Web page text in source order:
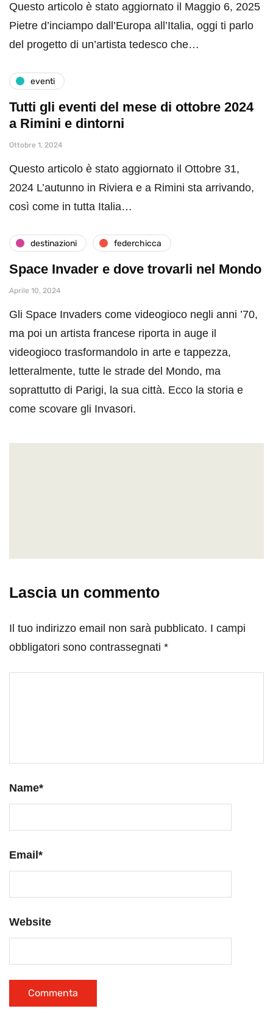
Questo articolo è stato aggiornato il Maggio 6, 2025
Pietre d’inciampo dall’Europa all’Italia, oggi ti parlo
del progetto di un’artista tedesco che…
eventi
Tutti gli eventi del mese di ottobre 2024
a Rimini e dintorni
Ottobre 1, 2024
Questo articolo è stato aggiornato il Ottobre 31,
2024 L’autunno in Riviera e a Rimini sta arrivando,
così come in tutta Italia…
destinazioni federchicca
Space Invader e dove trovarli nel Mondo
Aprile 10, 2024
Gli Space Invaders come videogioco negli anni ’70,
ma poi un artista francese riporta in auge il
videogioco trasformandolo in arte e tappezza,
letteralmente, tutte le strade del Mondo, ma
soprattutto di Parigi, la sua città. Ecco la storia e
come scovare gli Invasori.
Lascia un commento
Il tuo indirizzo email non sarà pubblicato. I campi
obbligatori sono contrassegnati *
Name*
Email *
Website